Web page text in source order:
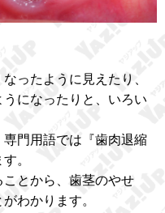
ったように見えたり、
になったりと、いろい
門用語では『歯肉退縮
。
とから、歯茎のやせ
わかります。